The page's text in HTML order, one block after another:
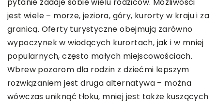
pytanie zadaje sobie wielu rodziców. Możliwości
jest wiele – morze, jeziora, góry, kurorty w kraju i za
granicą. Oferty turystyczne obejmują zarówno
wypoczynek w wiodących kurortach, jak i w mniej
popularnych, często małych miejscowościach.
Wbrew pozorom dla rodzin z dziećmi lepszym
rozwiązaniem jest druga alternatywa – można
wówczas uniknąć tłoku, mniej jest także kuszących